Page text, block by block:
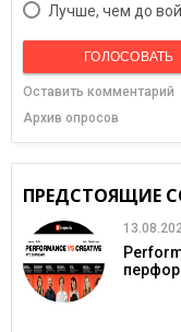
Лучше, чем до
ГОЛОСОВАТЬ
Оставить комментарий
Архив опросов
ПРЕДСТОЯЩИЕ